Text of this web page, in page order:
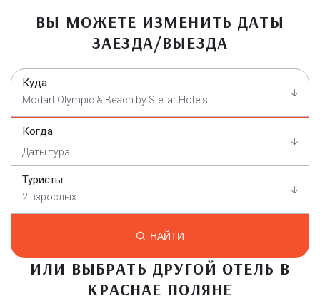
ВЫ МОЖЕТЕ ИЗМЕНИТЬ ДАТЫ
ЗАЕЗДА/ВЫЕЗДА
Куда
Modart Olympic & Beach by Stellar Hotels
Когда
Туристы
2 взрослых
НАЙТИ
ИЛИ ВЫБРАТЬ ДРУГОЙ ОТЕЛЬ В
КРАСНАЕ ПОЛЯНЕ